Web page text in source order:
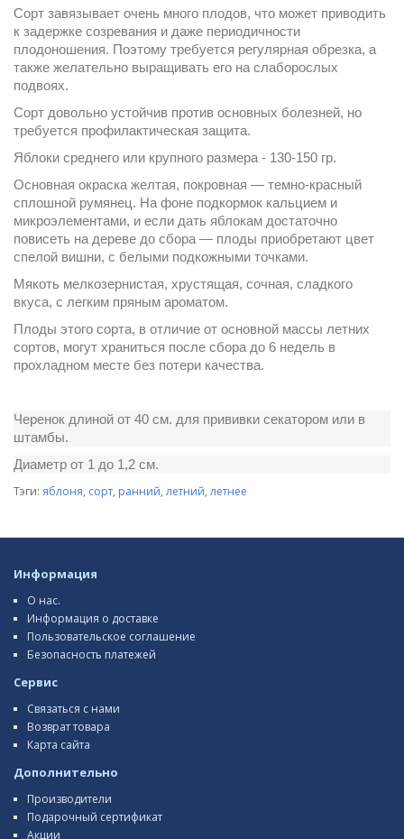
Сорт завязывает очень много плодов, что может приводить
к задержке созревания и даже периодичности
плодоношения. Поэтому требуется регулярная обрезка, а
также желательно выращивать его на слаборослых
подвоях.
Сорт довольно устойчив против основных болезней, но
требуется профилактическая защита.
Яблоки среднего или крупного размера - 130-150 гр.
Основная окраска желтая, покровная — темно-красный
сплошной румянец. На фоне подкормок кальцием и
микроэлементами, и если дать яблокам достаточно
повисеть на дереве до сбора — плоды приобретают цвет
спелой вишни, с белыми подкожными точками.
Мякоть мелкозернистая, хрустящая, сочная, сладкого
вкуса, с легким пряным ароматом.
Плоды этого сорта, в отличие от основной массы летних
сортов, могут храниться после сбора до 6 недель в
прохладном месте без потери качества.
Черенок длиной от 40 см. для прививки секатором или в
штамбы.
Диаметр от 1 до 1,2 см.
Тэги: яблоня, сорт, ранний, летний, летнее
Информация
О нас.
Информация о доставке
Пользовательское соглашение
Безопасность платежей
Сервис
Связаться с нами
Возврат товара
Карта сайта
Дополнительно
Производители
Подарочный сертификат
Акции